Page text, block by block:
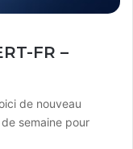
FR –
de nouveau
semaine pour